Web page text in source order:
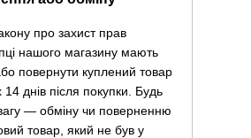
про захист прав
нашого магазину мають
повернути куплений товар
днів після покупки. Будь
— обміну чи поверненню
товар, який не був у